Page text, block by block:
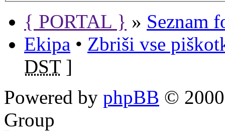
{ PORTAL } » Seznam
Ekipa • Zbriši vse
DST]
Powered by phpBB ©
Group